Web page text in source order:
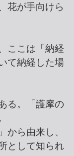
花が手向けら
ここは「納経
て納経した場
る。「護摩の
から由来し、
として知られ